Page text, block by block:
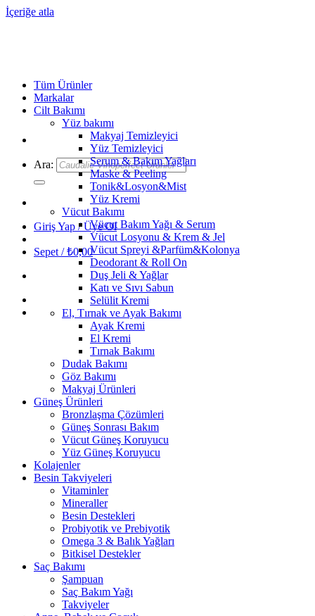
İçeriğe atla
Ara:
Giriş Yap / Üye Ol
Sepet /₺0,00
Tüm Ürünler
Markalar
Cilt Bakımı
Yüz bakımı
Makyaj Temizleyici
Yüz Temizleyici
Serum & Bakım Yağları
Maske & Peeling
Tonik&Losyon&Mist
Yüz Kremi
Vücut Bakımı
Vücut Bakım Yağı & Serum
Vücut Losyonu & Krem & Jel
Vücut Spreyi &Parfüm&Kolonya
Deodorant & Roll On
Duş Jeli & Yağlar
Katı ve Sıvı Sabun
Selülit Kremi
El, Tırnak ve Ayak Bakımı
Ayak Kremi
El Kremi
Tırnak Bakımı
Dudak Bakımı
Göz Bakımı
Makyaj Ürünleri
Güneş Ürünleri
Bronzlaşma Çözümleri
Güneş Sonrası Bakım
Vücut Güneş Koruyucu
Yüz Güneş Koruyucu
Kolajenler
Besin Takviyeleri
Vitaminler
Mineraller
Besin Destekleri
Probiyotik ve Prebiyotik
Omega 3 & Balık Yağları
Bitkisel Destekler
Saç Bakımı
Şampuan
Saç Bakım Yağı
Takviyeler